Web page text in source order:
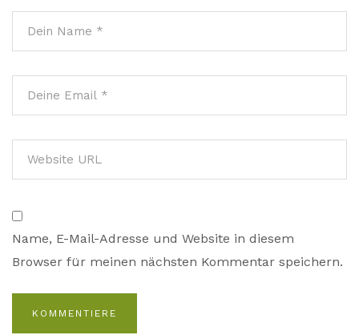
Name, E-Mail-Adresse und Website in diesem
Browser für meinen nächsten Kommentar speichern.